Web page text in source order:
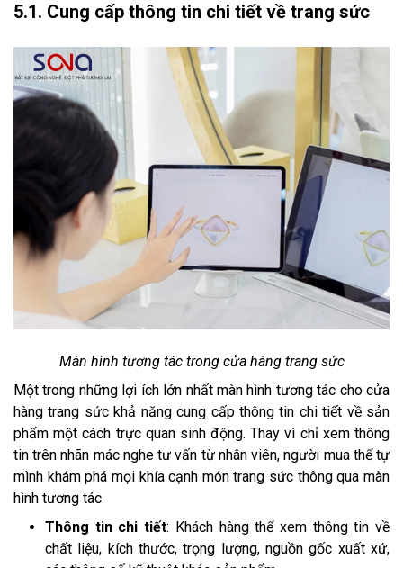
5.1. Cung cấp thông tin chi tiết về trang sức
Màn hình tương tác trong cửa hàng trang sức
Một trong những lợi ích lớn nhất màn hình tương tác cho cửa
hàng trang sức khả năng cung cấp thông tin chi tiết về sản
phẩm một cách trực quan sinh động. Thay vì chỉ xem thông
tin trên nhãn mác nghe tư vấn từ nhân viên, người mua thể tự
mình khám phá mọi khía cạnh món trang sức thông qua màn
hình tương tác.
Thông tin chi tiết: Khách hàng thể xem thông tin về
chất liệu, kích thước, trọng lượng, nguồn gốc xuất xứ,